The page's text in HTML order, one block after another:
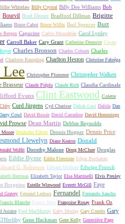
Whitelaw Billy Crystal Billy Dee Williams Bob
Bourvil Brad Dexter Bradford Dillman Brigitte
Bruce Cabot Bruce Willis Bud Spencer Burt
Bergen Capucine Carlos Montalbán Carol Lynley
Carroll Baker Cary Grant Catherine Deneuve Cesare
Charles Bronson Charles Coburn Charles
Charlotte Rampling Charlton Heston Christine Fabréga
Christopher Plummer Christopher Walken
Brasseur Claude Piéplu Claude Rich Claudia Cardinale
Evans Clint Eastwood Colette
Curd Jürgens Cyd Charisse Daliah Lavi Dalida Dan
Cowl David Bowie David Carradine David Hemmings
Prowse Dean Martin Debbie Reynolds
Moore Denholm Elliott Dennis Hopper Dennis Price
Llewelyn Diane Keaton Donald
Wolfit Dorothy Malone Doug McClure Douglas
Eddie Byrne Eddie Firestone Edgar Buchanan
G. Robinson Edward Mulhare Edwige Fenech
Hartman Elizabeth Taylor Elsa Martinelli Elvis Presley
Borgnine Estelle Winwood Everett McGill Faye
Gravey Fernand Ledoux Fernandel Fernando Sancho
Blanche Franco Nero Françoise Rosay Frank Oz
Astaire Fred MacMurray Gaby Morlay Gary Combs Gary
Gene Hackman Gene Kelly Geneviève Page